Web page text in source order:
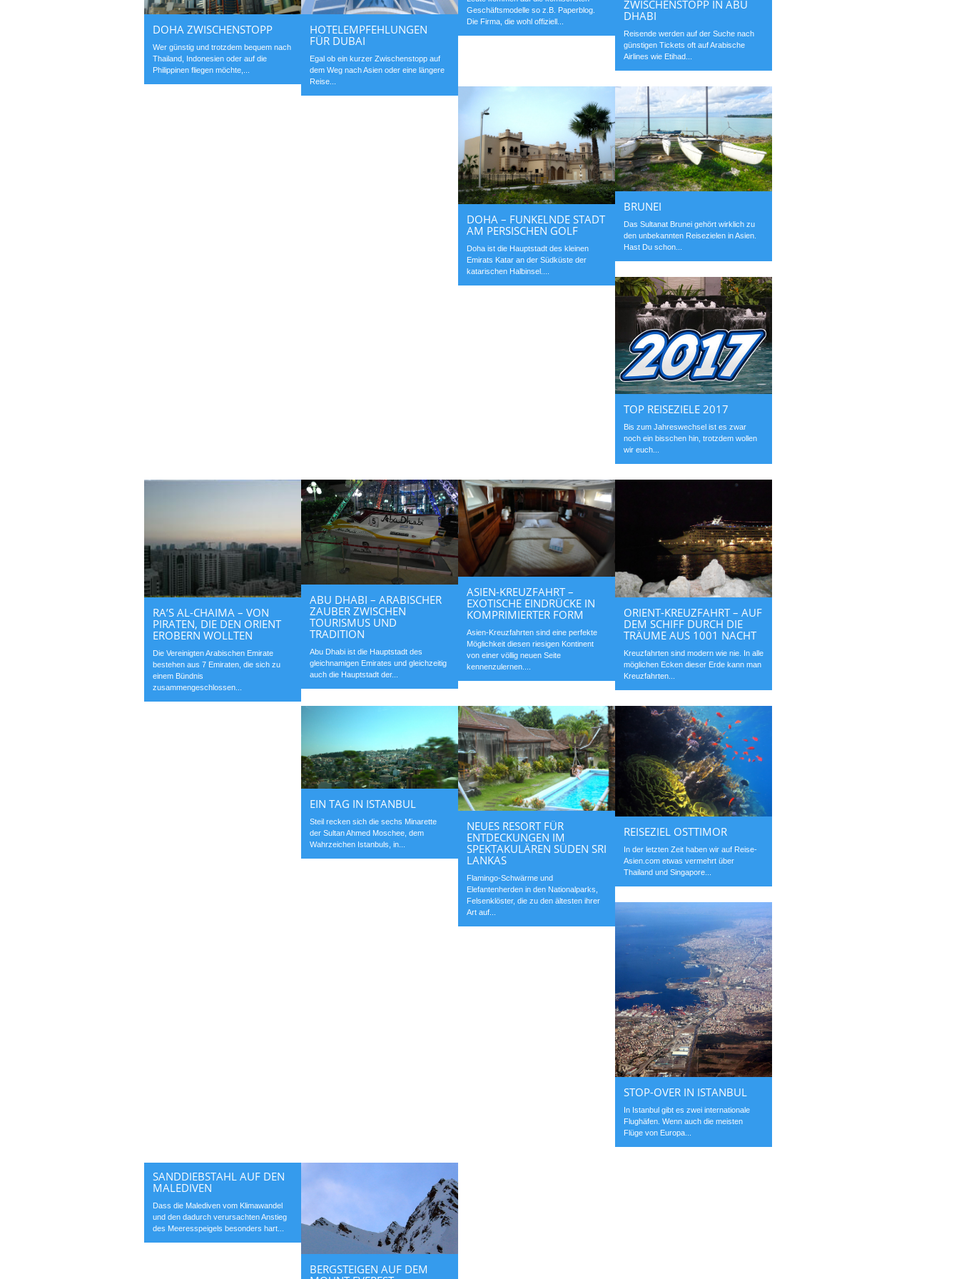
DOHA ZWISCHENSTOPP
Wer günstig und trotzdem bequem nach
Thailand, Indonesien oder auf die
Philippinen fliegen möchte,...
HOTELEMPFEHLUNGEN
FÜR DUBAI
Egal ob ein kurzer Zwischenstopp auf
dem Weg nach Asien oder eine längere
Reise...
Geschäftsmodelle so z.B. Paperblog.
Die Firma, die wohl offiziell...
ZWISCHENSTOPP IN ABU
DHABI
Reisende werden auf der Suche nach
günstigen Tickets oft auf Arabische
Airlines wie Etihad...
DOHA – FUNKELNDE STADT
AM PERSISCHEN GOLF
Doha ist die Hauptstadt des kleinen
Emirats Katar an der Südküste der
katarischen Halbinsel....
BRUNEI
Das Sultanat Brunei gehört wirklich zu
den unbekannten Reisezielen in Asien.
Hast Du schon...
TOP REISEZIELE 2017
Bis zum Jahreswechsel ist es zwar
noch ein bisschen hin, trotzdem wollen
wir euch...
RA’S AL-CHAIMA – VON
PIRATEN, DIE DEN ORIENT
EROBERN WOLLTEN
Die Vereinigten Arabischen Emirate
bestehen aus 7 Emiraten, die sich zu
einem Bündnis
zusammengeschlossen...
ABU DHABI – ARABISCHER
ZAUBER ZWISCHEN
TOURISMUS UND
TRADITION
Abu Dhabi ist die Hauptstadt des
gleichnamigen Emirates und gleichzeitig
auch die Hauptstadt der...
ASIEN-KREUZFAHRT –
EXOTISCHE EINDRÜCKE IN
KOMPRIMIERTER FORM
Asien-Kreuzfahrten sind eine perfekte
Möglichkeit diesen riesigen Kontinent
von einer völlig neuen Seite
kennenzulernen....
ORIENT-KREUZFAHRT – AUF
DEM SCHIFF DURCH DIE
TRÄUME AUS 1001 NACHT
Kreuzfahrten sind modern wie nie. In alle
möglichen Ecken dieser Erde kann man
Kreuzfahrten...
EIN TAG IN ISTANBUL
Steil recken sich die sechs Minarette
der Sultan Ahmed Moschee, dem
Wahrzeichen Istanbuls, in...
NEUES RESORT FÜR
ENTDECKUNGEN IM
SPEKTAKULÄREN SÜDEN SRI
LANKAS
Flamingo-Schwärme und
Elefantenherden in den Nationalparks,
Felsenklöster, die zu den ältesten ihrer
Art auf...
REISEZIEL OSTTIMOR
In der letzten Zeit haben wir auf Reise-
Asien.com etwas vermehrt über
Thailand und Singapore...
STOP-OVER IN ISTANBUL
In Istanbul gibt es zwei internationale
Flughäfen. Wenn auch die meisten
Flüge von Europa...
SANDDIEBSTAHL AUF DEN
MALEDIVEN
Dass die Malediven vom Klimawandel
und den dadurch verursachten Anstieg
des Meeresspeigels besonders hart...
BERGSTEIGEN AUF DEM